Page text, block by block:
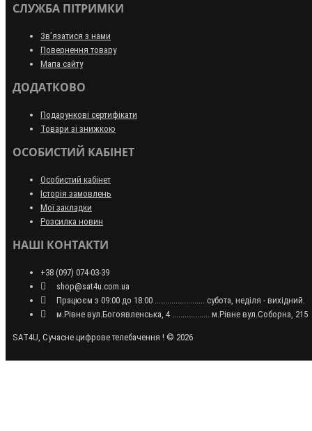
СЛУЖБА ПІТРИМКИ
Зв’язатися з нами
Повернення товару
Мапа сайту
ДОДАТКОВО
Подарункові сертифікати
Товари зі знижкою
ОСОБИСТИЙ КАБІНЕТ
Особистий кабінет
Історія замовлень
Мої закладки
Розсилка новин
НАШІ КОНТАКТИ
+38 (097) 074-03-39
shop@sat4u.com.ua
Працюєм з 09:00 до 18:00 ........................ субота, неділя - вихідний.
м.Рівне вул.Богоявленська, 4 .................. м.Рівне вул.Соборна, 215
SAT4U, Сучасне цифрове телебачення ! © 2026